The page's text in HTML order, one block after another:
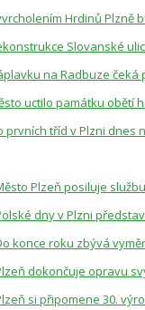
Hrdinů
Slovanské
na Radbuze
uctilo památku
prvních tříd v Plzni
Plzeň posiluje
dny v Plzni
konce roku zbývá
dokončuje opravu
si připomene 30.